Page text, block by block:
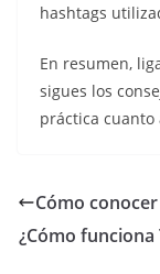
hashtags
En resumen,
sigues los
práctica cuanto
Cómo
¿Cómo